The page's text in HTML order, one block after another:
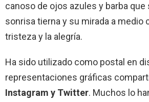
canoso de ojos azules y barba que
sonrisa tierna y su mirada a medio
tristeza y la alegría.
Ha sido utilizado como postal en
representaciones gráficas
Instagram y Twitter. Muchos lo